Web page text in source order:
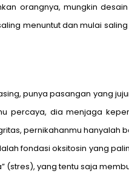
orangnya, mungkin
menuntut dan mulai
punya pasangan yang
percaya, dia menjaga
pernikahanmu hanyalah
fondasi oksitosin yang
yang tentu saja